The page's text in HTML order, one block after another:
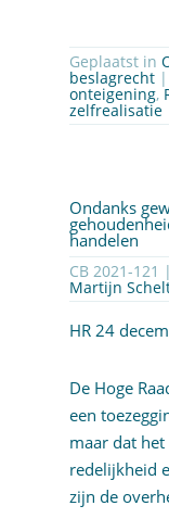
Geplaatst in
beslagrecht
onteigening,
zelfrealisatie
Ondanks
handelen
Martijn
HR 24
De Hoge
een
maar dat
redelijkheid
zijn de